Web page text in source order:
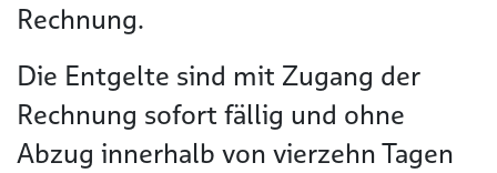
Rechnung.
Die Entgelte sind mit Zugang der
Rechnung sofort fällig und ohne
Abzug innerhalb von vierzehn Tagen